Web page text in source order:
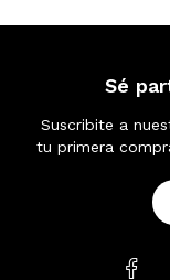
Sé
Suscribite a
tu primera
